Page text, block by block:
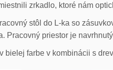
zrkadlo, ktoré nám
stôl do L-ka so
Pracovný priestor je
bielej farbe v kombinácii s